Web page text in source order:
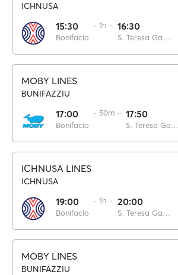
ICHNUSA
15:30
Bonifacio
·· 1h ·· 16:30
S. Teresa Gallura
MOBY LINES
BUNIFAZZIU
17:00
Bonifacio
·· 50m ·· 17:50
S. Teresa Gallura
ICHNUSA LINES
ICHNUSA
19:00
Bonifacio
·· 1h ·· 20:00
S. Teresa Gallura
MOBY LINES
BUNIFAZZIU